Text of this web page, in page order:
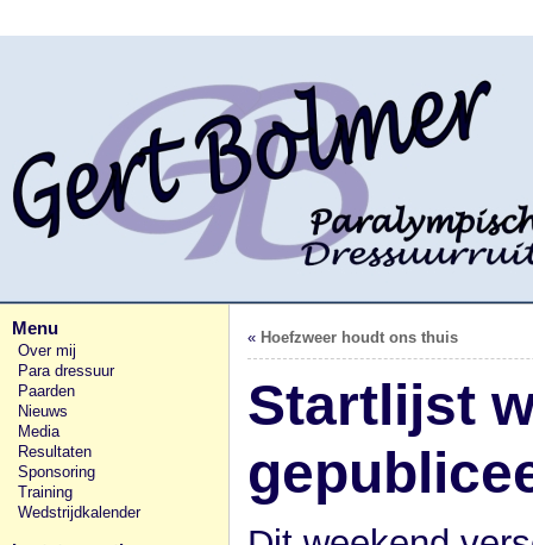
Menu
Over mij
Para dressuur
Paarden
Nieuws
Media
Resultaten
Sponsoring
Training
Wedstrijdkalender
« Hoefzweer houdt ons thuis
Startlijst